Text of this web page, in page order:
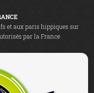
et aux paris hippiques sur
par la France